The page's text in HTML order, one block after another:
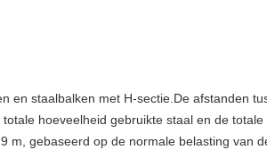
en staalbalken met H-sectie.De afstanden
hoeveelheid gebruikte staal en de totale
m, gebaseerd op de normale belasting van